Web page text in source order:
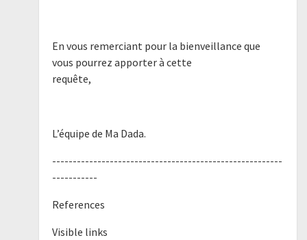
En vous remerciant pour la bienveillance que
vous pourrez apporter à cette
requête,
L’équipe de Ma Dada.
--------------------------------------------------------
-----------
References
Visible links